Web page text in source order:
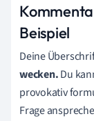
Beispiel
Deine
wecken.Du
provokativ
Frage